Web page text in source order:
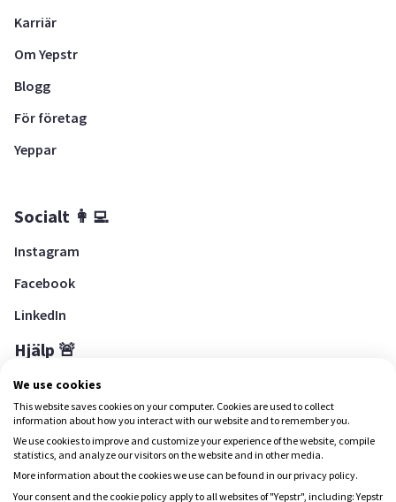
Karriär
Om Yepstr
Blogg
För företag
Yeppar
Socialt 👩‍💻
Instagram
Facebook
LinkedIn
Hjälp 🚨
Hjälpcenter
Ladda ned Yepstr
We use cookies
This website saves cookies on your computer. Cookies are used to collect
information about how you interact with our website and to remember you.
We use cookies to improve and customize your experience of the website, compile
statistics, and analyze our visitors on the website and in other media.
More information about the cookies we use can be found in our privacy policy.
Your consent and the cookie policy apply to all websites of "Yepstr", including: Yepstr